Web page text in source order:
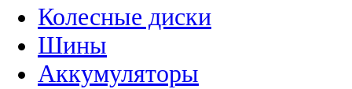
Колесные диски
Шины
Аккумуляторы